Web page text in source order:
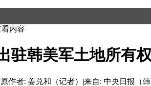
内容
驻韩美军土地所有
原作者: 姜兑和（记者） |来自: 中央日报（韩